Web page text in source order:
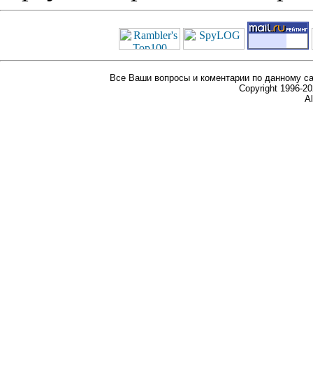
Все Ваши вопросы и коментарии по данному
Copyright 1996-